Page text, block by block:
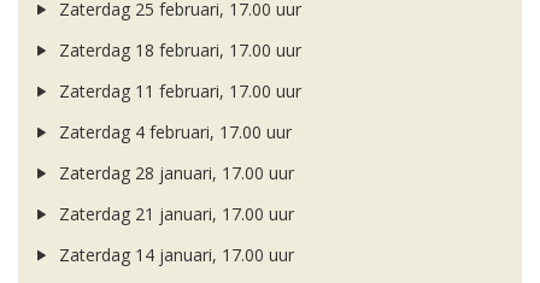
Zaterdag 25 februari, 17.00 uur
Zaterdag 18 februari, 17.00 uur
Zaterdag 11 februari, 17.00 uur
Zaterdag 4 februari, 17.00 uur
Zaterdag 28 januari, 17.00 uur
Zaterdag 21 januari, 17.00 uur
Zaterdag 14 januari, 17.00 uur